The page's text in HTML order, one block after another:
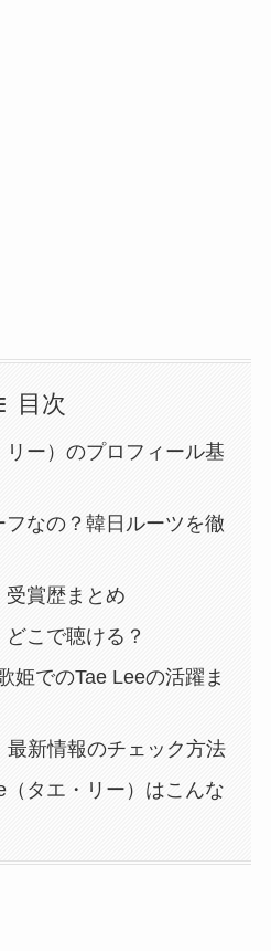
目次
リー）のプロフィール基
フなの？韓日ルーツを徹
受賞歴まとめ
こで聴ける？
姫でのTae Leeの活躍ま
最新情報のチェック方法
（タエ・リー）はこんな